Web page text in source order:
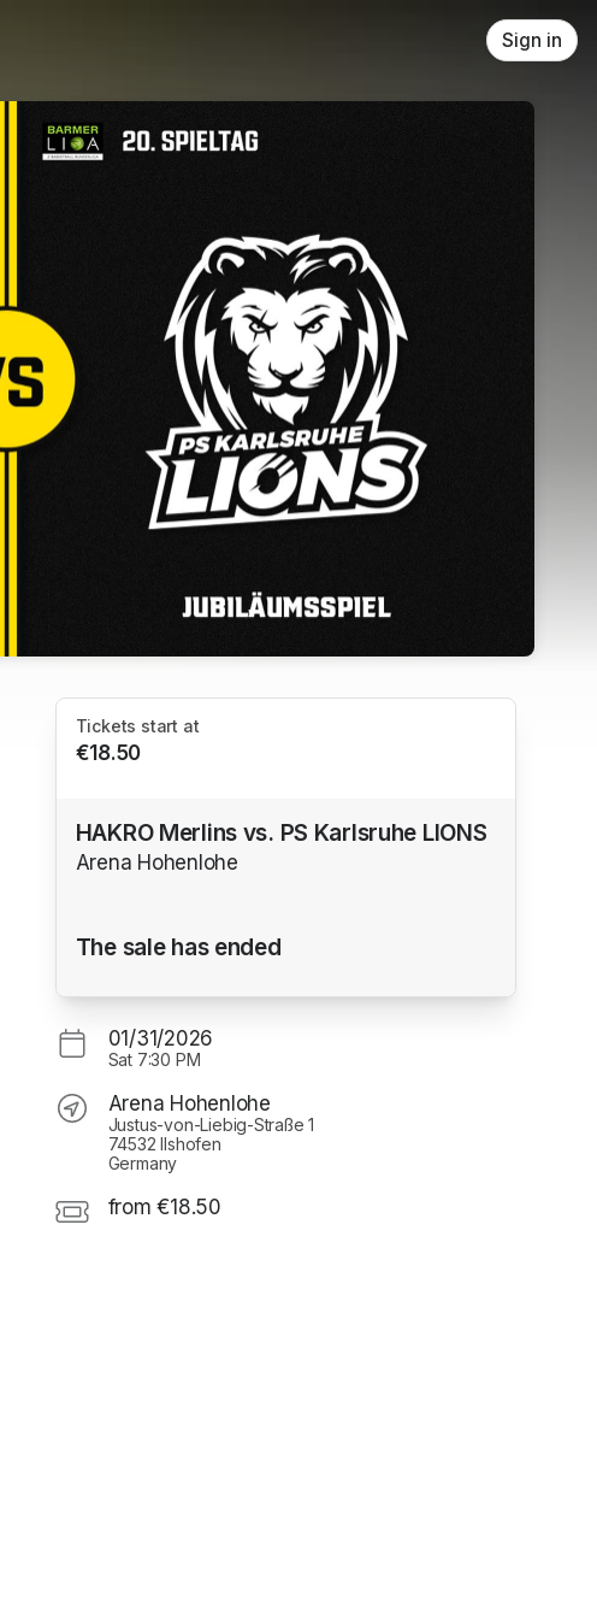
Sign in
Tickets start at
€18.50
HAKRO Merlins vs. PS Karlsruhe LIONS
Arena Hohenlohe
The sale has ended
01/31/2026
Sat 7:30 PM
Arena Hohenlohe
Justus-von-Liebig-Straße 1
74532 Ilshofen
Germany
from €18.50